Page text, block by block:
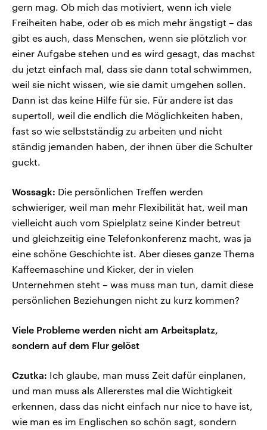
gern mag. Ob mich das motiviert, wenn ich viele
Freiheiten habe, oder ob es mich mehr ängstigt – das
gibt es auch, dass Menschen, wenn sie plötzlich vor
einer Aufgabe stehen und es wird gesagt, das machst
du jetzt einfach mal, dass sie dann total schwimmen,
weil sie nicht wissen, wie sie damit umgehen sollen.
Dann ist das keine Hilfe für sie. Für andere ist das
supertoll, weil die endlich die Möglichkeiten haben,
fast so wie selbstständig zu arbeiten und nicht
ständig jemanden haben, der ihnen über die Schulter
guckt.
Wossagk: Die persönlichen Treffen werden
schwieriger, weil man mehr Flexibilität hat, weil man
vielleicht auch vom Spielplatz seine Kinder betreut
und gleichzeitig eine Telefonkonferenz macht, was ja
eine schöne Geschichte ist. Aber dieses ganze Thema
Kaffeemaschine und Kicker, der in vielen
Unternehmen steht – was muss man tun, damit diese
persönlichen Beziehungen nicht zu kurz kommen?
Viele Probleme werden nicht am Arbeitsplatz,
sondern auf dem Flur gelöst
Czutka: Ich glaube, man muss Zeit dafür einplanen,
und man muss als Allererstes mal die Wichtigkeit
erkennen, dass das nicht einfach nur nice to have ist,
wie man es im Englischen so schön sagt, sondern